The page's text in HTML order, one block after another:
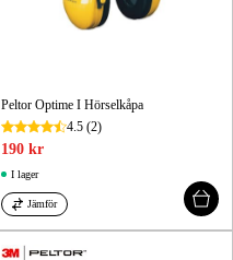
Peltor Optime I Hörselkåpa
4.5 (2)
190 kr
I lager
Jämför